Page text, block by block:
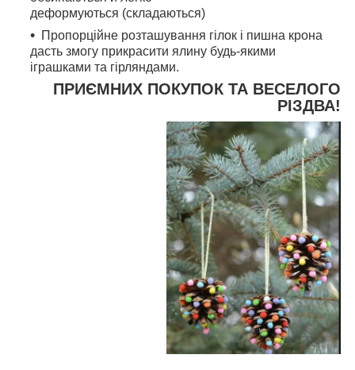
деформуються (складаються)
Пропорційне розташування гілок і пишна крона
дасть змогу прикрасити ялину будь-якими
іграшками та гірляндами.
ПРИЄМНИХ ПОКУПОК ТА ВЕСЕЛОГО
РІЗДВА!